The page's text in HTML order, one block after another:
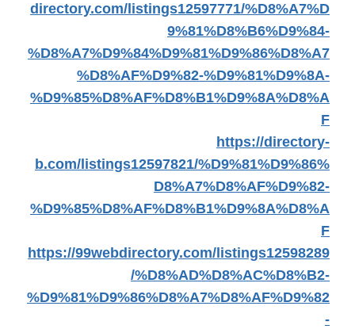
directory.com/listings12597771/%D8%A7%D
9%81%D8%B6%D9%84-
%D8%A7%D9%84%D9%81%D9%86%D8%A7
%D8%AF%D9%82-%D9%81%D9%8A-
%D9%85%D8%AF%D8%B1%D9%8A%D8%A
F
https://directory-
b.com/listings12597821/%D9%81%D9%86%
D8%A7%D8%AF%D9%82-
%D9%85%D8%AF%D8%B1%D9%8A%D8%A
F
https://99webdirectory.com/listings12598289
/%D8%AD%D8%AC%D8%B2-
%D9%81%D9%86%D8%A7%D8%AF%D9%82
-